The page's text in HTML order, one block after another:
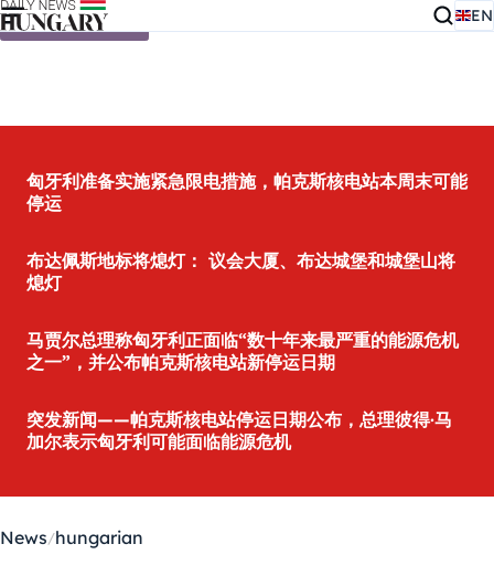
Skip to content EN
匈牙利准备实施紧急限电措施，帕克斯核电站本周末可能
停运
布达佩斯地标将熄灯： 议会大厦、布达城堡和城堡山将
熄灯
马贾尔总理称匈牙利正面临“数十年来最严重的能源危机
之一”，并公布帕克斯核电站新停运日期
突发新闻——帕克斯核电站停运日期公布，总理彼得·马
加尔表示匈牙利可能面临能源危机
News hungarian